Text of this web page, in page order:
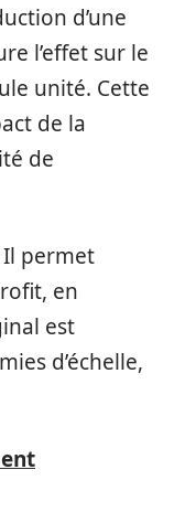
d’une
l’effet sur le
unité. Cette
de la
de
Il permet
en
est
d’échelle,